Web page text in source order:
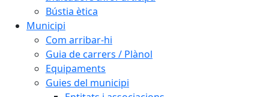
Bústia ètica
Municipi
Com arribar-hi
Guia de carrers / Plànol
Equipaments
Guies del municipi